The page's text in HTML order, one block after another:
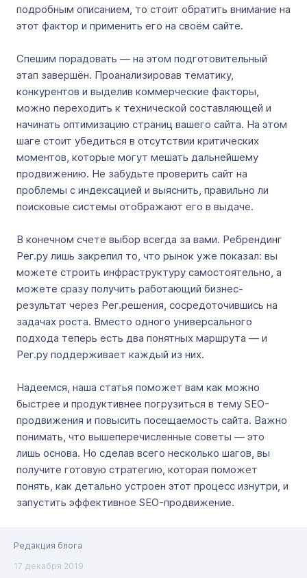
подробным описанием, то стоит обратить внимание на
этот фактор и применить его на своём сайте.
Спешим порадовать — на этом подготовительный
этап завершён. Проанализировав тематику,
конкурентов и выделив коммерческие факторы,
можно переходить к технической составляющей и
начинать оптимизацию страниц вашего сайта. На этом
шаге стоит убедиться в отсутствии критических
моментов, которые могут мешать дальнейшему
продвижению. Не забудьте проверить сайт на
проблемы с индексацией и выяснить, правильно ли
поисковые системы отображают его в выдаче.
В конечном счете выбор всегда за вами. Ребрендинг
Рег.ру лишь закрепил то, что рынок уже показал: вы
можете строить инфраструктуру самостоятельно, а
можете сразу получить работающий бизнес-
результат через Рег.решения, сосредоточившись на
задачах роста. Вместо одного универсального
подхода теперь есть два понятных маршрута — и
Рег.ру поддерживает каждый из них.
Надеемся, наша статья поможет вам как можно
быстрее и продуктивнее погрузиться в тему SEO-
продвижения и повысить посещаемость сайта. Важно
понимать, что вышеперечисленные советы — это
лишь основа. Но сделав всего несколько шагов, вы
получите готовую стратегию, которая поможет
понять, как детально устроен этот процесс изнутри, и
запустить эффективное SEO-продвижение.
Редакция блога
17 декабря 2019